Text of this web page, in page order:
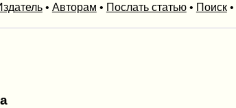
• Авторам • Послать статью• Поиск•